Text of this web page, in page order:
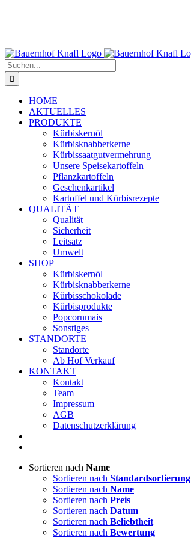
Suche
nach:
HOME
AKTUELLES
PRODUKTE
Kürbiskernöl
Kürbisknabberkerne
Kürbissaatgutvermehrung
Unsere Speisekartoffeln
Pflanzkartoffeln
Geschenkartikel
Kartoffel und Kürbisrezepte
QUALITÄT
Qualität
Sicherheit
Leitsatz
Umwelt
SHOP
Kürbiskernöl
Kürbisknabberkerne
Kürbisschokolade
Kürbisprodukte
Popcornmais
Sonstiges
STANDORTE
Standorte
Ab Hof Verkauf
KONTAKT
Kontakt
Team
Impressum
AGB
Datenschutzerklärung
Sortieren nach Name
Sortieren nach Standardsortierung
Sortieren nach Name
Sortieren nach Preis
Sortieren nach Datum
Sortieren nach Beliebtheit
Sortieren nach Bewertung